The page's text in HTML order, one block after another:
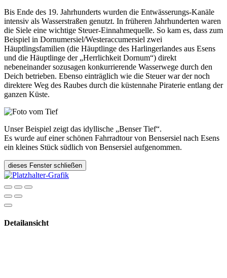
Bis Ende des 19. Jahrhunderts wurden die Entwässerungs-Kanäle
intensiv als Wasserstraßen genutzt. In früheren Jahrhunderten waren
die Siele eine wichtige Steuer-Einnahmequelle. So kam es, dass zum
Beispiel in Dornumersiel/Westeraccumersiel zwei
Häuptlingsfamilien (die Häuptlinge des Harlingerlandes aus Esens
und die Häuptlinge der „Herrlichkeit Dornum“) direkt
nebeneinander sozusagen konkurrierende Wasserwege durch den
Deich betrieben. Ebenso einträglich wie die Steuer war der noch
direktere Weg des Raubes durch die küstennahe Piraterie entlang der
ganzen Küste.
Unser Beispiel zeigt das idyllische „Benser Tief“.
Es wurde auf einer schönen Fahrradtour von Bensersiel nach Esens
ein kleines Stück südlich von Bensersiel aufgenommen.
dieses Fenster schließen
Detailansicht